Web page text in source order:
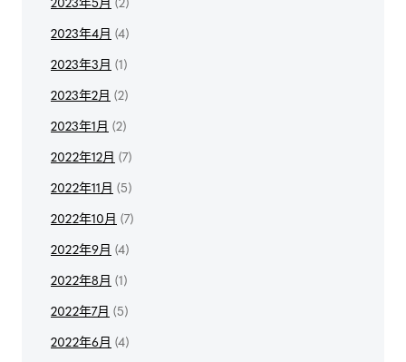
2023年4月 (4)
2023年3月 (1)
2023年2月 (2)
2023年1月 (2)
2022年12月 (7)
2022年11月 (5)
2022年10月 (7)
2022年9月 (4)
2022年8月 (1)
2022年7月 (5)
2022年6月 (4)